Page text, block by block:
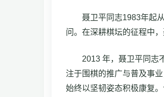
聂卫平同志1983年起
问。在深耕棋坛的征程中
2013 年，聂卫平同志
注于围棋的推广与普及事
始终以坚韧姿态积极康复